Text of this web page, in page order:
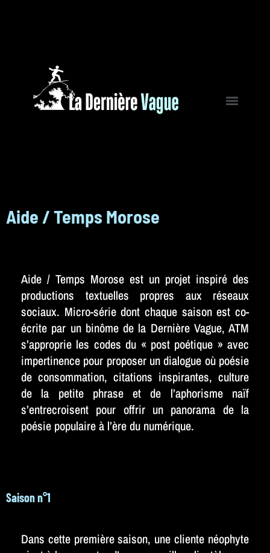
Aide / Temps Morose
Aide / Temps Morose est un projet inspiré des
productions textuelles propres aux réseaux
sociaux. Micro-série dont chaque saison est co-
écrite par un binôme de la Dernière Vague, ATM
s’approprie les codes du « post poétique » avec
impertinence pour proposer un dialogue où poésie
de consommation, citations inspirantes, culture
de la petite phrase et de l’aphorisme naïf
s’entrecroisent pour offrir un panorama de la
poésie populaire à l’ère du numérique.
Saison n°1
Dans cette première saison, une cliente néophyte